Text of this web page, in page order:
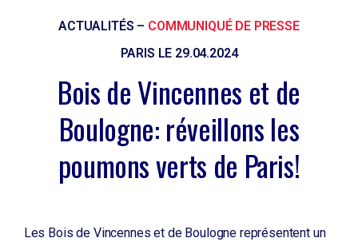
ACTUALITÉS – COMMUNIQUÉ DE PRESSE
PARIS LE 29.04.2024
Bois de Vincennes et de
Boulogne: réveillons les
poumons verts de Paris!
Les Bois de Vincennes et de Boulogne représentent un